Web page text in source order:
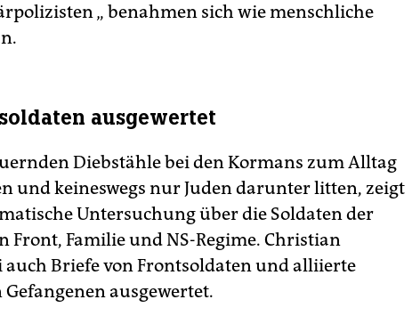
„ benahmen sich wie menschliche
ausgewertet
Diebstähle bei den Kormans zum Alltag
und keineswegs nur Juden darunter litten, zeigt
Untersuchung über die Soldaten der
Front, Familie und NS-Regime. Christian
auch Briefe von Frontsoldaten und alliierte
Gefangenen ausgewertet.